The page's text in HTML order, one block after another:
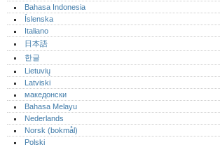
Bahasa Indonesia
Íslenska
Italiano
日本語
한글
Lietuvių
Latviski
македонски
Bahasa Melayu
Nederlands
Norsk (bokmål)‎
Polski